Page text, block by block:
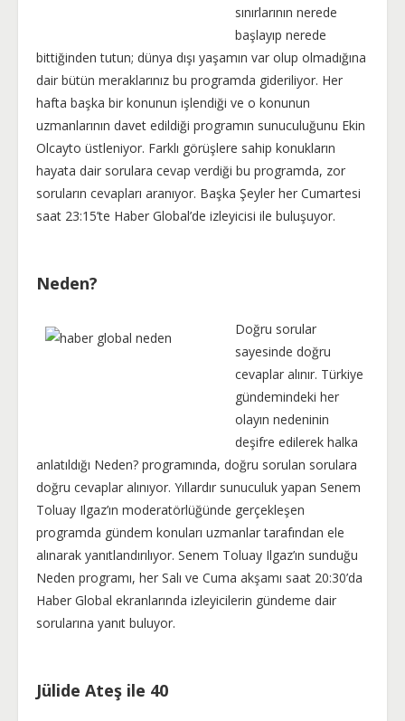
sınırlarının nerede
başlayıp nerede
bittiğinden tutun; dünya dışı yaşamın var olup olmadığına
dair bütün meraklarınız bu programda gideriliyor. Her
hafta başka bir konunun işlendiği ve o konunun
uzmanlarının davet edildiği programın sunuculuğunu Ekin
Olcayto üstleniyor. Farklı görüşlere sahip konukların
hayata dair sorulara cevap verdiği bu programda, zor
soruların cevapları aranıyor. Başka Şeyler her Cumartesi
saat 23:15’te Haber Global’de izleyicisi ile buluşuyor.
Neden?
Doğru sorular
sayesinde doğru
cevaplar alınır. Türkiye
gündemindeki her
olayın nedeninin
deşifre edilerek halka
anlatıldığı Neden? programında, doğru sorulan sorulara
doğru cevaplar alınıyor. Yıllardır sunuculuk yapan Senem
Toluay Ilgaz’ın moderatörlüğünde gerçekleşen
programda gündem konuları uzmanlar tarafından ele
alınarak yanıtlandırılıyor. Senem Toluay Ilgaz’ın sunduğu
Neden programı, her Salı ve Cuma akşamı saat 20:30’da
Haber Global ekranlarında izleyicilerin gündeme dair
sorularına yanıt buluyor.
Jülide Ateş ile 40